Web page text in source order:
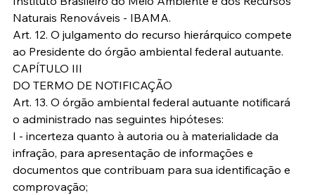
Naturais Renováveis - IBAMA.
Art. 12. O julgamento do recurso hierárquico compete
ao Presidente do órgão ambiental federal autuante.
CAPÍTULO III
DO TERMO DE NOTIFICAÇÃO
Art. 13. O órgão ambiental federal autuante notificará
o administrado nas seguintes hipóteses:
I - incerteza quanto à autoria ou à materialidade da
infração, para apresentação de informações e
documentos que contribuam para sua identificação e
comprovação;